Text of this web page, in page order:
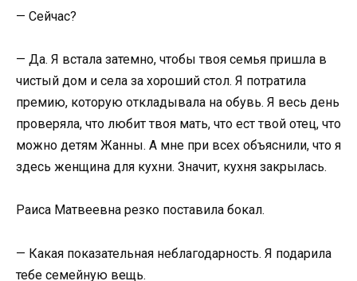
— Сейчас?
— Да. Я встала затемно, чтобы твоя семья пришла в
чистый дом и села за хороший стол. Я потратила
премию, которую откладывала на обувь. Я весь день
проверяла, что любит твоя мать, что ест твой отец, что
можно детям Жанны. А мне при всех объяснили, что я
здесь женщина для кухни. Значит, кухня закрылась.
Раиса Матвеевна резко поставила бокал.
— Какая показательная неблагодарность. Я подарила
тебе семейную вещь.